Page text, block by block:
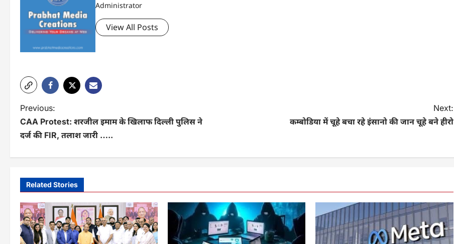
Administrator
View All Posts
P
o
n
a
v
i
Previous:
CAA Protest: शरजील इमाम के खिलाफ दिल्ली पुलिस ने
दर्ज की FIR, तलाश जारी …..
Next:
कम्बोडिया में चूहे बचा रहे इंसानो की जान चूहे बने हीरो
Related Stories